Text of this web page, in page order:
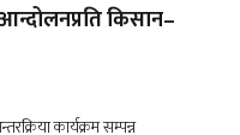
किसान–